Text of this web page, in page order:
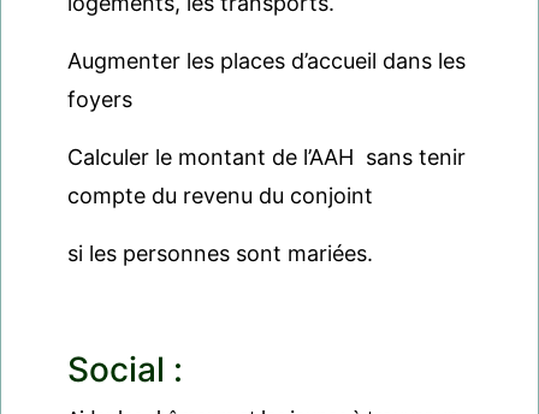
Augmenter les places d’accueil dans les
foyers
Calculer le montant de l’AAH sans tenir
compte du revenu du conjoint
si les personnes sont mariées.
Social :